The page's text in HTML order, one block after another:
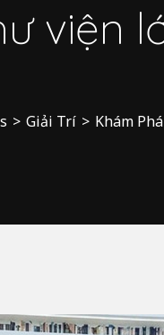
viện
> Giải Trí > Khám